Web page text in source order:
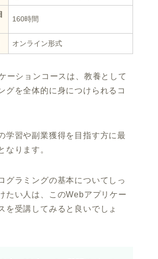
160時間
オンライン形式
ーションコースは、教養として
グを全体的に身につけられるコ
学習や副業獲得を目指す方に最
なります。
グラミングの基本についてしっ
たい人は、このWebアプリケー
を受講してみると良いでしょ